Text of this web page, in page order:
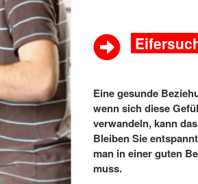
Eine gesunde
wenn sich diese
verwandeln, kann
Bleiben Sie
man in einer guten
muss.